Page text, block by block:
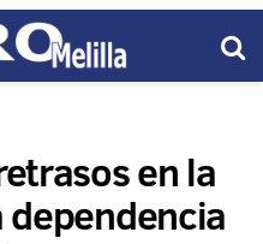
en la